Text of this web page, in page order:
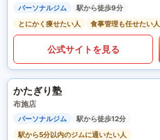
パーソナルジム
駅から徒歩9分
とにかく痩せたい人
食事管理も任せたい人
公式サイトを見る
かたぎり塾
布施店
パーソナルジム
駅から徒歩12分
駅から5分以内のジムに通いたい人